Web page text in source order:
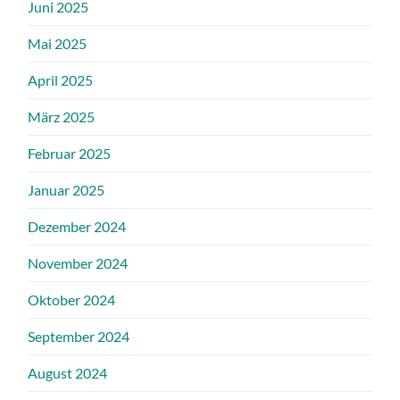
Juni 2025
Mai 2025
April 2025
März 2025
Februar 2025
Januar 2025
Dezember 2024
November 2024
Oktober 2024
September 2024
August 2024